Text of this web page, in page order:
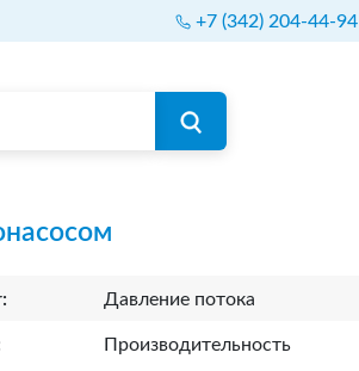
+7 (342) 204-44-94
Давление потока
Производительность